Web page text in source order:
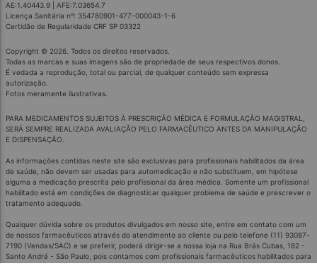
AE:1.40443.9 | AFE:7.03654.7
Licença Sanitária nº: 354780901-477-000043-1-6
Certidão de Regularidade CRF SP 03322
Copyright © 2026. Todos os direitos reservados.
Todas as marcas e suas imagens são de propriedade de seus respectivos donos.
É vedada a reprodução, total ou parcial, de qualquer conteúdo sem expressa
autorização.
Fotos meramente ilustrativas.
PARA MEDICAMENTOS SUJEITOS À PRESCRIÇÃO MÉDICA E FORMULAÇÃO MAGISTRAL,
SERÁ SEMPRE REALIZADA AVALIAÇÃO PELO FARMACÊUTICO ANTES DA MANIPULAÇÃO
E DISPENSAÇÃO.
As informações contidas neste site são exclusivas para profissionais habilitados da área
de saúde, não devem ser usadas para automedicação e não substituem, em hipótese
alguma a medicação prescrita pelo profissional da área médica. Somente um profissional
habilitado está em condições de diagnosticar qualquer problema de saúde e prescrever o
tratamento adequado.
Qualquer dúvida sobre os produtos divulgados em nosso site, entre em contato com um
de nossos farmacêuticos através do atendimento ao cliente ou pelo telefone (11) 93087-
7190 (Vendas/SAC) e se preferir, poderá dirigir-se a nossa loja na Rua Brás Cubas, 182 -
Santo André - São Paulo, pois contamos com profissionais farmacêuticos habilitados para